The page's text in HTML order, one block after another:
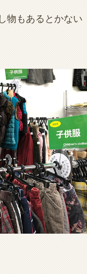
物もあるとかない